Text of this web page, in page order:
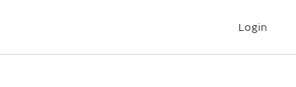
Login